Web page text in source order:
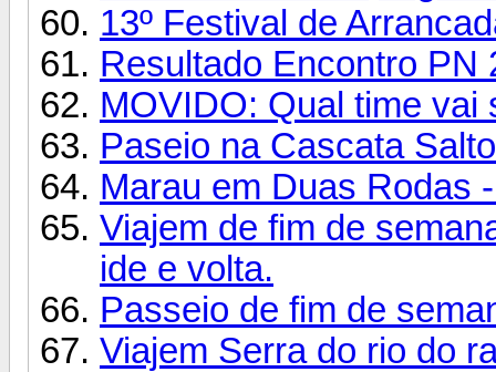
13º Festival de
Resultado Encontro PN
MOVIDO: Qual time vai
Paseio na Cascata
Marau em Duas Rodas
Viajem de fim de
ide e volta.
Passeio de fim de
Viajem Serra do rio do